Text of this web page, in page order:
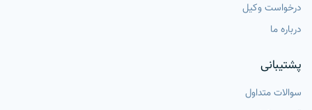
درخواست وکیل
درباره ما
پشتیبانی
سوالات متداول